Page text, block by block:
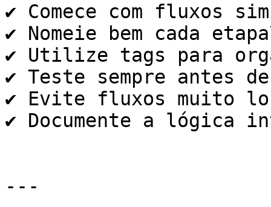
✔️ Comece com fluxos
✔️ Nomeie bem cada
✔️ Utilize tags para
✔️ Teste sempre antes
✔️ Evite fluxos muito
✔️ Documente a lógica
---